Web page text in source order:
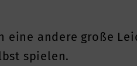
eine andere große
spielen.